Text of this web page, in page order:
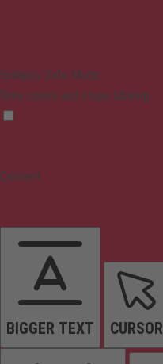
Epilepsy Safe Mode
Dims colors and stops blinking
Content
BIGGER TEXT CURSOR